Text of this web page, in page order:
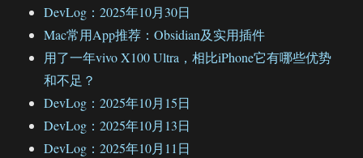
DevLog：2025年10月30日
Mac常用App推荐：Obsidian及实用插件
用了一年vivo X100 Ultra，相比iPhone它有哪些优势
和不足？
DevLog：2025年10月15日
DevLog：2025年10月13日
DevLog：2025年10月11日